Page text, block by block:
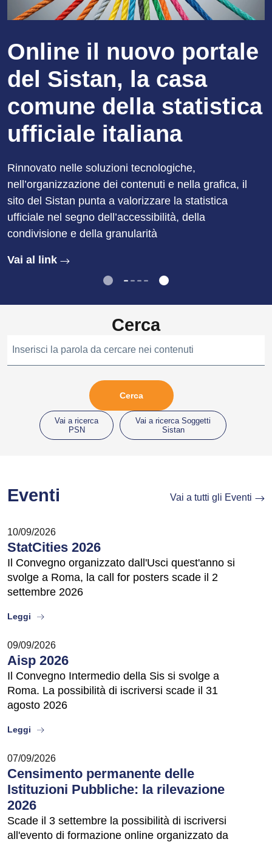
Online il nuovo portale
del Sistan, la casa
comune della statistica
ufficiale italiana
Rinnovato nelle soluzioni tecnologiche,
nell’organizzazione dei contenuti e nella grafica, il
sito del Sistan punta a valorizzare la statistica
ufficiale nel segno dell’accessibilità, della
condivisione e della granularità
Vai al link
Cerca
Inserisci la parola da cercare nei contenuti
Vai a ricerca
PSN
Vai a ricerca Soggetti
Sistan
Eventi Vai a tutti gli Eventi
10/09/2026
StatCities 2026
Il Convegno organizzato dall'Usci quest'anno si
svolge a Roma, la call for posters scade il 2
settembre 2026
Leggi about
09/09/2026
Aisp 2026
Il Convegno Intermedio della Sis si svolge a
Roma. La possibilità di iscriversi scade il 31
agosto 2026
Leggi about
07/09/2026
Censimento permanente delle
Istituzioni Pubbliche: la rilevazione
2026
Scade il 3 settembre la possibilità di iscriversi
all'evento di formazione online organizzato da